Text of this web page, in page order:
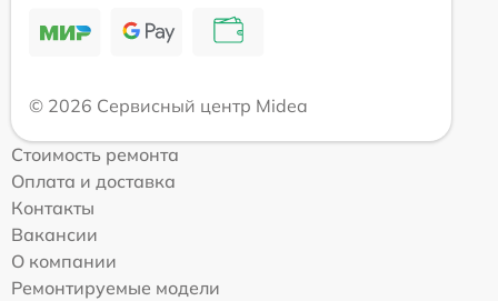
© 2026 Сервисный центр Midea
Стоимость ремонта
Оплата и доставка
Контакты
Вакансии
О компании
Ремонтируемые модели